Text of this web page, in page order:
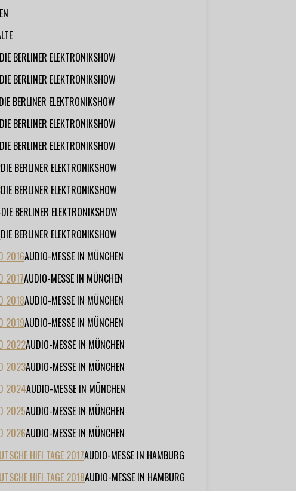
DIE BERLINER ELEKTRONIKSHOW
DIE BERLINER ELEKTRONIKSHOW
DIE BERLINER ELEKTRONIKSHOW
DIE BERLINER ELEKTRONIKSHOW
DIE BERLINER ELEKTRONIKSHOW
DIE BERLINER ELEKTRONIKSHOW
DIE BERLINER ELEKTRONIKSHOW
DIE BERLINER ELEKTRONIKSHOW
DIE BERLINER ELEKTRONIKSHOW
2016AUDIO-MESSE IN MÜNCHEN
2017AUDIO-MESSE IN MÜNCHEN
2018AUDIO-MESSE IN MÜNCHEN
2019AUDIO-MESSE IN MÜNCHEN
2022AUDIO-MESSE IN MÜNCHEN
2023AUDIO-MESSE IN MÜNCHEN
2024AUDIO-MESSE IN MÜNCHEN
2025AUDIO-MESSE IN MÜNCHEN
2026AUDIO-MESSE IN MÜNCHEN
HIFI TAGE 2017AUDIO-MESSE IN HAMBURG
HIFI TAGE 2018AUDIO-MESSE IN HAMBURG